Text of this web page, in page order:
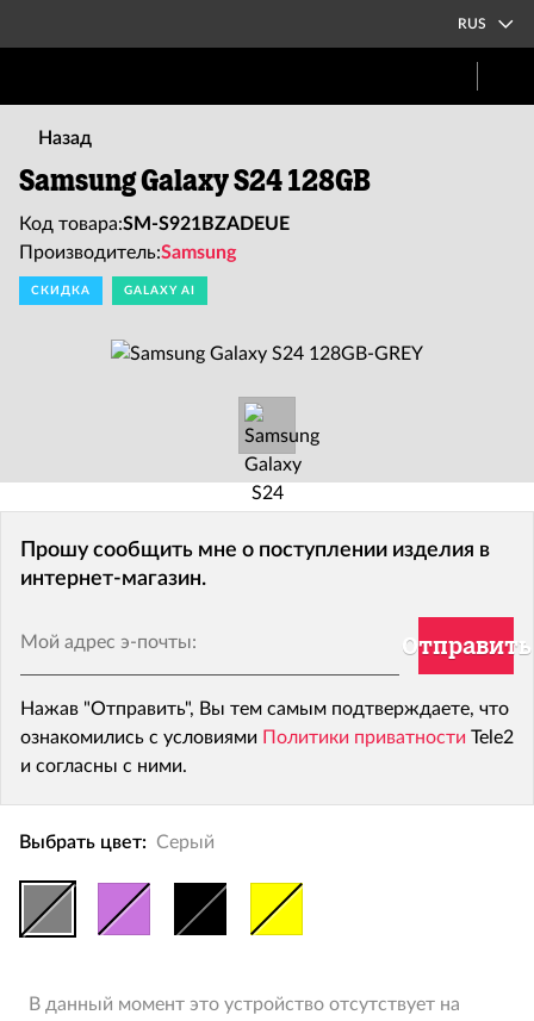
RUS
Назад
Samsung Galaxy S24 128GB
Код товара:SM-S921BZADEUE
Производитель:Samsung
СКИДКА GALAXY AI
Прошу сообщить мне о поступлении изделия в
интернет-магазин.
Мой адрес э-почты:
Отправить
Нажав "Отправить", Вы тем самым подтверждаете, что
ознакомились с условиями Политики приватности Tele2
и согласны с ними.
Выбрать цвет: Серый
В данный момент это устройство отсутствует на